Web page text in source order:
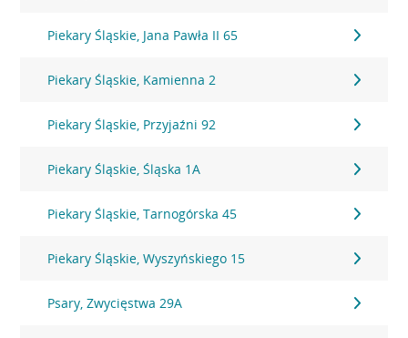
Piekary Śląskie, Jana Pawła II 65
Piekary Śląskie, Kamienna 2
Piekary Śląskie, Przyjaźni 92
Piekary Śląskie, Śląska 1A
Piekary Śląskie, Tarnogórska 45
Piekary Śląskie, Wyszyńskiego 15
Psary, Zwycięstwa 29A